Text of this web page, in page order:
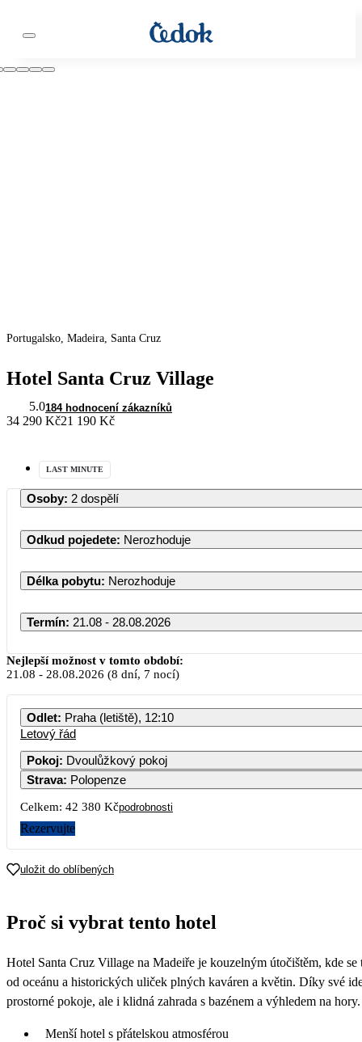
Portugalsko, Madeira, Santa Cruz
Hotel Santa Cruz Village
5.0184 hodnocení zákazníků
34 290 Kč21 190 Kč
LAST MINUTE
Osoby: 2 dospělí
Odkud pojedete: Nerozhoduje
Délka pobytu: Nerozhoduje
Termín: 21.08 - 28.08.2026
Nejlepší možnost v tomto období:
21.08 - 28.08.2026 (8 dní, 7 nocí)
Odlet: Praha (letiště), 12:10
Letový řád
Pokoj: Dvoulůžkový pokoj
Strava: Polopenze
Celkem: 42 380 Kčpodrobnosti
Rezervujte
uložit do oblíbených
Proč si vybrat tento hotel
Hotel Santa Cruz Village na Madeiře je kouzelným útočištěm, kde
od oceánu a historických uliček plných kaváren a květin. Díky své
prostorné pokoje, ale i klidná zahrada s bazénem a výhledem na hory.
Menší hotel s přátelskou atmosférou